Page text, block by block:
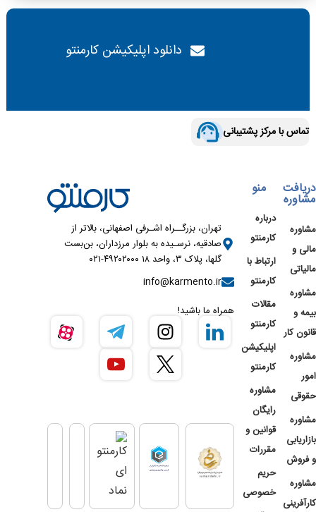
دانلود اپلیکیشن کارمنتو
تماس با مرکز پشتیبانی
دریافت
مشاوره
مشاوره
مالی و
مالیاتی
مشاوره
بیمه و
قانون کار
مشاوره
امور
حقوقی
مشاوره
بازاریابی
و فروش
مشاوره
کارآفرینی
منو
درباره
کارمنتو
ارتباط با
کارمنتو
مقالات
کارمنتو
اپلیکیشن
کارمنتو
مشاوره
رایگان
قوانین و
مقررات
حریم
خصوصی
تهران، بزرگــراه اشـرفی اصفهانی، بالاتر از
صادقیه، نرسـیده به بلوار مرزداران، بن‌بست
گلها، پلاک ۳، واحد ۱۸ ۴۹۲۰۲۰۰۰-۰۲۱
info@karmento.ir
همراه ما باشید!